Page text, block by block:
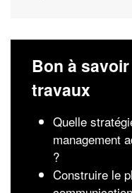
Bon à
travaux
Quelle
management
?
Construire le